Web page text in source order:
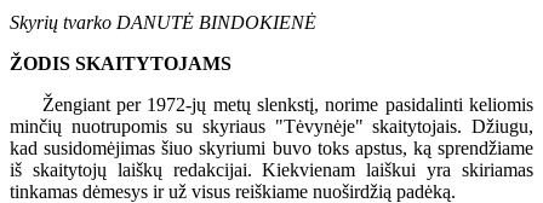
Skyrių tvarko DANUTĖ BINDOKIENĖ
ŽODIS SKAITYTOJAMS
Žengiant per 1972-jų metų slenkstį, norime pasidalinti keliomis
minčių nuotrupomis su skyriaus "Tėvynėje" skaitytojais. Džiugu,
kad susidomėjimas šiuo skyriumi buvo toks apstus, ką sprendžiame
iš skaitytojų laiškų redakcijai. Kiekvienam laiškui yra skiriamas
tinkamas dėmesys ir už visus reiškiame nuoširdžią padėką.